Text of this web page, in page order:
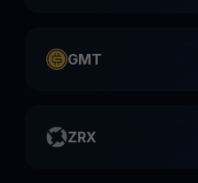
GMT
ZRX